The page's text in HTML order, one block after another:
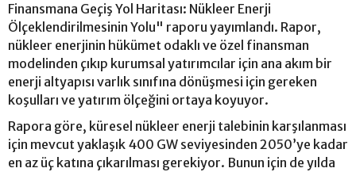
Finansmana Geçiş Yol Haritası: Nükleer Enerji
Ölçeklendirilmesinin Yolu" raporu yayımlandı. Rapor,
nükleer enerjinin hükümet odaklı ve özel finansman
modelinden çıkıp kurumsal yatırımcılar için ana akım bir
enerji altyapısı varlık sınıfına dönüşmesi için gereken
koşulları ve yatırım ölçeğini ortaya koyuyor.
Rapora göre, küresel nükleer enerji talebinin karşılanması
için mevcut yaklaşık 400 GW seviyesinden 2050’ye kadar
en az üç katına çıkarılması gerekiyor. Bunun için de yılda